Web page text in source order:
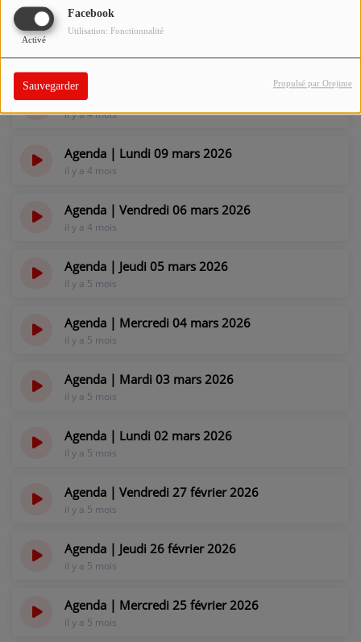
Facebook
Activé
Utilisation: Fonctionnalité
Sauvegarder Propulsé par Orejime
il y a 4 mois
Agenda | Mardi 10 mars 2026
il y a 4 mois
Agenda | Lundi 09 mars 2026
il y a 4 mois
Agenda | Vendredi 06 mars 2026
il y a 4 mois
Agenda | Jeudi 05 mars 2026
il y a 5 mois
Agenda | Mercredi 04 mars 2026
il y a 5 mois
Agenda | Mardi 03 mars 2026
il y a 5 mois
Agenda | Lundi 02 mars 2026
il y a 5 mois
Agenda | Vendredi 27 février 2026
il y a 5 mois
Agenda | Jeudi 26 février 2026
il y a 5 mois
Agenda | Mercredi 25 février 2026
il y a 5 mois